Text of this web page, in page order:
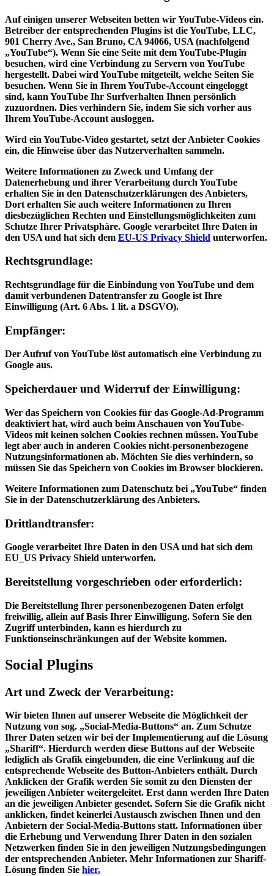
Auf einigen unserer Webseiten betten wir YouTube-Videos ein.
Betreiber der entsprechenden Plugins ist die YouTube, LLC,
901 Cherry Ave., San Bruno, CA 94066, USA (nachfolgend
„YouTube“). Wenn Sie eine Seite mit dem YouTube-Plugin
besuchen, wird eine Verbindung zu Servern von YouTube
hergestellt. Dabei wird YouTube mitgeteilt, welche Seiten Sie
besuchen. Wenn Sie in Ihrem YouTube-Account eingeloggt
sind, kann YouTube Ihr Surfverhalten Ihnen persönlich
zuzuordnen. Dies verhindern Sie, indem Sie sich vorher aus
Ihrem YouTube-Account ausloggen.
Wird ein YouTube-Video gestartet, setzt der Anbieter Cookies
ein, die Hinweise über das Nutzerverhalten sammeln.
Weitere Informationen zu Zweck und Umfang der
Datenerhebung und ihrer Verarbeitung durch YouTube
erhalten Sie in den Datenschutzerklärungen des Anbieters,
Dort erhalten Sie auch weitere Informationen zu Ihren
diesbezüglichen Rechten und Einstellungsmöglichkeiten zum
Schutze Ihrer Privatsphäre. Google verarbeitet Ihre Daten in
den USA und hat sich dem EU-US Privacy Shield unterworfen.
Rechtsgrundlage:
Rechtsgrundlage für die Einbindung von YouTube und dem
damit verbundenen Datentransfer zu Google ist Ihre
Einwilligung (Art. 6 Abs. 1 lit. a DSGVO).
Empfänger:
Der Aufruf von YouTube löst automatisch eine Verbindung zu
Google aus.
Speicherdauer und Widerruf der Einwilligung:
Wer das Speichern von Cookies für das Google-Ad-Programm
deaktiviert hat, wird auch beim Anschauen von YouTube-
Videos mit keinen solchen Cookies rechnen müssen. YouTube
legt aber auch in anderen Cookies nicht-personenbezogene
Nutzungsinformationen ab. Möchten Sie dies verhindern, so
müssen Sie das Speichern von Cookies im Browser blockieren.
Weitere Informationen zum Datenschutz bei „YouTube“ finden
Sie in der Datenschutzerklärung des Anbieters.
Drittlandtransfer:
Google verarbeitet Ihre Daten in den USA und hat sich dem
EU_US Privacy Shield unterworfen.
Bereitstellung vorgeschrieben oder erforderlich:
Die Bereitstellung Ihrer personenbezogenen Daten erfolgt
freiwillig, allein auf Basis Ihrer Einwilligung. Sofern Sie den
Zugriff unterbinden, kann es hierdurch zu
Funktionseinschränkungen auf der Website kommen.
Social Plugins
Art und Zweck der Verarbeitung:
Wir bieten Ihnen auf unserer Webseite die Möglichkeit der
Nutzung von sog. „Social-Media-Buttons“ an. Zum Schutze
Ihrer Daten setzen wir bei der Implementierung auf die Lösung
„Shariff“. Hierdurch werden diese Buttons auf der Webseite
lediglich als Grafik eingebunden, die eine Verlinkung auf die
entsprechende Webseite des Button-Anbieters enthält. Durch
Anklicken der Grafik werden Sie somit zu den Diensten der
jeweiligen Anbieter weitergeleitet. Erst dann werden Ihre Daten
an die jeweiligen Anbieter gesendet. Sofern Sie die Grafik nicht
anklicken, findet keinerlei Austausch zwischen Ihnen und den
Anbietern der Social-Media-Buttons statt. Informationen über
die Erhebung und Verwendung Ihrer Daten in den sozialen
Netzwerken finden Sie in den jeweiligen Nutzungsbedingungen
der entsprechenden Anbieter. Mehr Informationen zur Shariff-
Lösung finden Sie hier.